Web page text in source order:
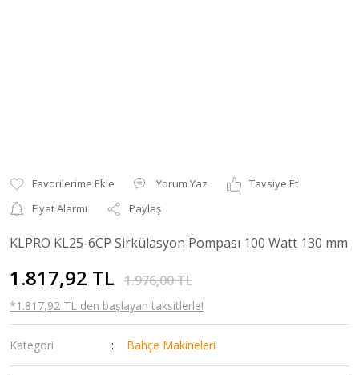
Yorum Yaz
Tavsiye Et
Fiyat Alarmı
Paylaş
KLPRO KL25-6CP Sirkülasyon Pompası 100 Watt 130 mm
1.817,92 TL 1.976,00 TL
*1.817,92 TL den başlayan taksitlerle!
Kategori Bahçe Makineleri